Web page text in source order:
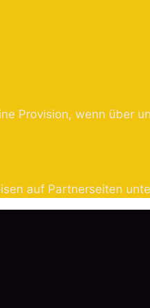
Provision, wenn über
auf Partnerseiten